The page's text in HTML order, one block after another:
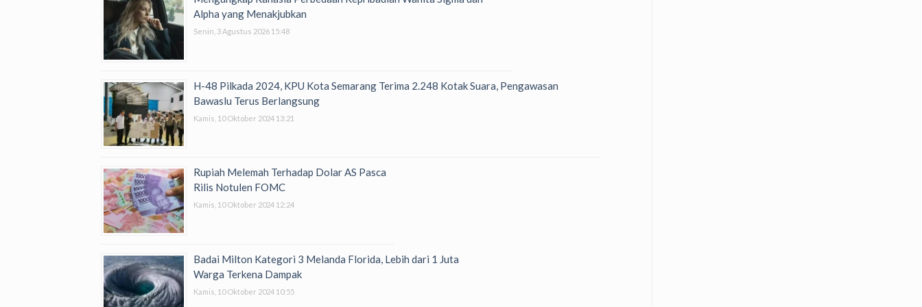
Alpha yang Menakjubkan
Senin, 3 Agustus 2026 15:48
H-48 Pilkada 2024, KPU Kota Semarang Terima 2.248 Kotak Suara, Pengawasan
Bawaslu Terus Berlangsung
Kamis, 10 Oktober 2024 13:21
Rupiah Melemah Terhadap Dolar AS Pasca
Rilis Notulen FOMC
Kamis, 10 Oktober 2024 12:24
Badai Milton Kategori 3 Melanda Florida, Lebih dari 1 Juta
Warga Terkena Dampak
Kamis, 10 Oktober 2024 10:55